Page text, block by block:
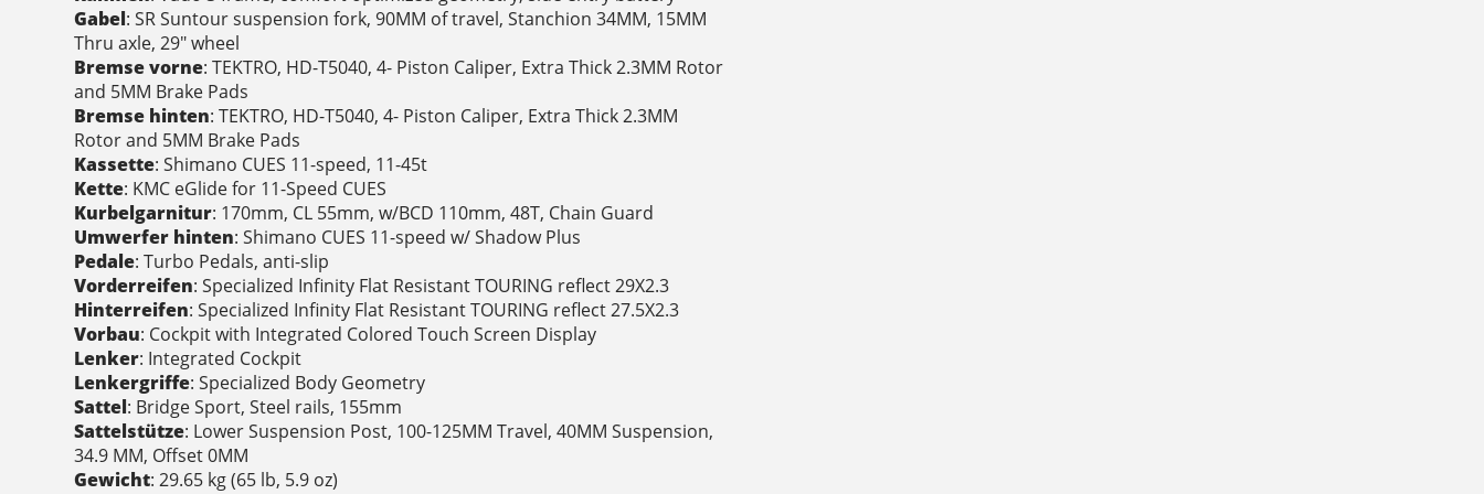
Gabel: SR Suntour suspension fork, 90MM of travel, Stanchion 34MM, 15MM
Thru axle, 29" wheel
Bremse vorne: TEKTRO, HD-T5040, 4- Piston Caliper, Extra Thick 2.3MM Rotor
and 5MM Brake Pads
Bremse hinten: TEKTRO, HD-T5040, 4- Piston Caliper, Extra Thick 2.3MM
Rotor and 5MM Brake Pads
Kassette: Shimano CUES 11-speed, 11-45t
Kette: KMC eGlide for 11-Speed CUES
Kurbelgarnitur: 170mm, CL 55mm, w/BCD 110mm, 48T, Chain Guard
Umwerfer hinten: Shimano CUES 11-speed w/ Shadow Plus
Pedale: Turbo Pedals, anti-slip
Vorderreifen: Specialized Infinity Flat Resistant TOURING reflect 29X2.3
Hinterreifen: Specialized Infinity Flat Resistant TOURING reflect 27.5X2.3
Vorbau: Cockpit with Integrated Colored Touch Screen Display
Lenker: Integrated Cockpit
Lenkergriffe: Specialized Body Geometry
Sattel: Bridge Sport, Steel rails, 155mm
Sattelstütze: Lower Suspension Post, 100-125MM Travel, 40MM Suspension,
34.9 MM, Offset 0MM
Gewicht: 29.65 kg (65 lb, 5.9 oz)